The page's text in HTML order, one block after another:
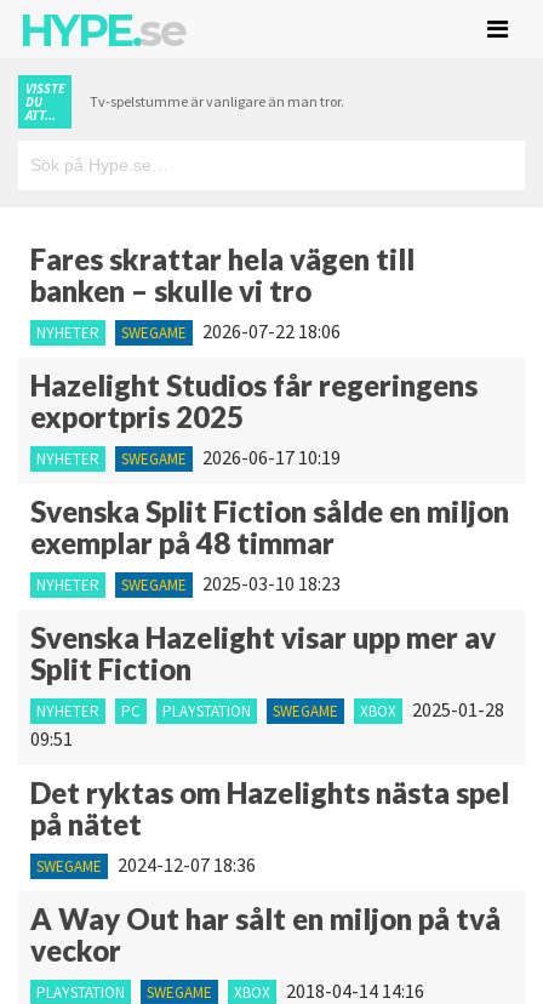
HYPE.se
VISSTE
DU
ATT...
Tv-spelstumme är vanligare än man tror.
Fares skrattar hela vägen till
banken – skulle vi tro
NYHETER SWEGAME 2026-07-22 18:06
Hazelight Studios får regeringens
exportpris 2025
NYHETER SWEGAME 2026-06-17 10:19
Svenska Split Fiction sålde en miljon
exemplar på 48 timmar
NYHETER SWEGAME 2025-03-10 18:23
Svenska Hazelight visar upp mer av
Split Fiction
NYHETER PC PLAYSTATION SWEGAME XBOX
2025-01-28
09:51
Det ryktas om Hazelights nästa spel
på nätet
SWEGAME 2024-12-07 18:36
A Way Out har sålt en miljon på två
veckor
PLAYSTATION SWEGAME XBOX 2018-04-14 14:16